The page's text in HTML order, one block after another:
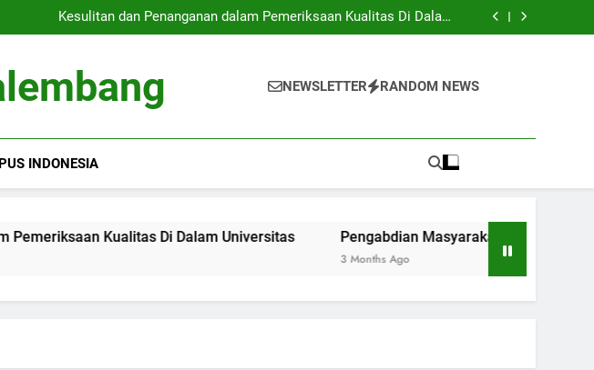
yang Baru Masuk?
Kesulitan dan Penanganan dalam Pemeriksaan Kualitas Di Dalam
Universitas
Pengabdian Masyarakat: Jembatan Penghubung Antar Kampus serta
yang Baru Masuk?
Kesulitan dan Penanganan dalam Pemeriksaan Kualitas Di Dalam
Pengabdian Masyarakat: Jembatan Penghubung Antar Kampus serta
NEWSLETTER RANDOM NEWS
INDONESIA
Kualitas Di Dalam Universitas Pengabdian Masyarakat: Jembatan
3 Months Ago